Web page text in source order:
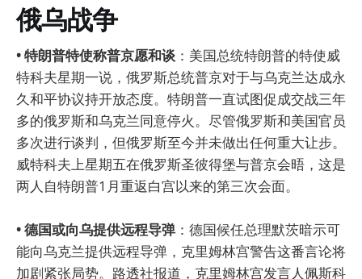
俄乌战争
• 特朗普特使称普京愿和谈 ：美国总统特朗普的特使威
特科夫星期一说，俄罗斯总统普京对于与乌克兰达成永
久和平协议持开放态度。特朗普一直试图促成交战三年
多的俄罗斯和乌克兰同意停火。尽管俄罗斯和美国官员
多次进行谈判，但俄罗斯至今并未做出任何重大让步。
威特科夫上星期五在俄罗斯圣彼得堡与普京会晤，这是
两人自特朗普1月重返白宫以来的第三次会面。
• 德国或向乌提供远程导弹：德国候任总理默茨暗示可
能向乌克兰提供远程导弹，克里姆林宫警告这番言论将
加剧紧张局势。路透社报道，克里姆林宫发言人佩斯科